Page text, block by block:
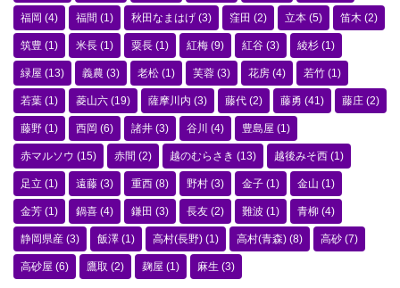
福岡 (4) 福間 (1) 秋田なまはげ (3) 窪田 (2) 立本 (5) 笛木 (2)
筑豊 (1) 米長 (1) 粟長 (1) 紅梅 (9) 紅谷 (3) 綾杉 (1)
緑屋 (13) 義農 (3) 老松 (1) 芙蓉 (3) 花房 (4) 若竹 (1)
若葉 (1) 菱山六 (19) 薩摩川内 (3) 藤代 (2) 藤勇 (41) 藤庄 (2)
藤野 (1) 西岡 (6) 諸井 (3) 谷川 (4) 豊島屋 (1)
赤マルソウ (15) 赤間 (2) 越のむらさき (13) 越後みそ西 (1)
足立 (1) 遠藤 (3) 重西 (8) 野村 (3) 金子 (1) 金山 (1)
金芳 (1) 鍋喜 (4) 鎌田 (3) 長友 (2) 難波 (1) 青柳 (4)
静岡県産 (3) 飯澤 (1) 高村(長野) (1) 高村(青森) (8) 高砂 (7)
高砂屋 (6) 鷹取 (2) 麹屋 (1) 麻生 (3)